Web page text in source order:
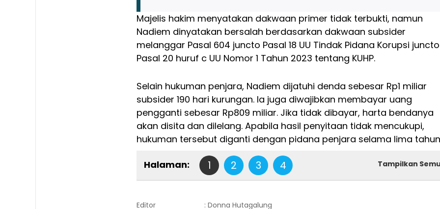
Majelis hakim menyatakan dakwaan primer tidak terbukti, namun
Nadiem dinyatakan bersalah berdasarkan dakwaan subsider
melanggar Pasal 604 juncto Pasal 18 UU Tindak Pidana Korupsi juncto
Pasal 20 huruf c UU Nomor 1 Tahun 2023 tentang KUHP.
Selain hukuman penjara, Nadiem dijatuhi denda sebesar Rp1 miliar
subsider 190 hari kurungan. Ia juga diwajibkan membayar uang
pengganti sebesar Rp809 miliar. Jika tidak dibayar, harta bendanya
akan disita dan dilelang. Apabila hasil penyitaan tidak mencukupi,
hukuman tersebut diganti dengan pidana penjara selama lima
Halaman: 1 2 3 4 Tampilkan
Editor : Donna Hutagalung